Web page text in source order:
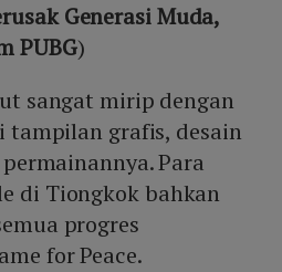
Generasi Muda,
PUBG)
sangat mirip dengan
tampilan grafis, desain
Para
di Tiongkok bahkan
progres
for Peace.